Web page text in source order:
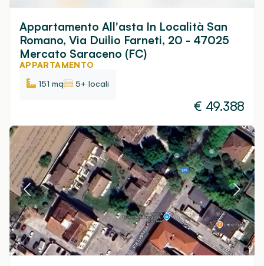
Appartamento All'asta In Località San
Romano, Via Duilio Farneti, 20 - 47025
Mercato Saraceno (FC)
APPARTAMENTO
151 mq
5+ locali
€ 49.388